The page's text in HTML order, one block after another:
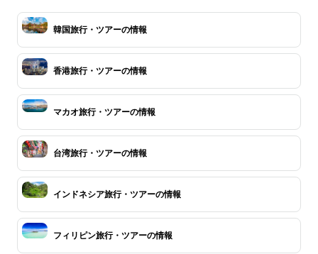
韓国旅行・ツアーの情報
香港旅行・ツアーの情報
マカオ旅行・ツアーの情報
台湾旅行・ツアーの情報
インドネシア旅行・ツアーの情報
フィリピン旅行・ツアーの情報